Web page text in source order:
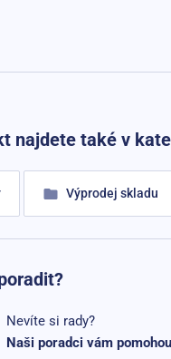
najdete také v
Výprodej skladu
Nevíte si rady?
Naši poradci vám